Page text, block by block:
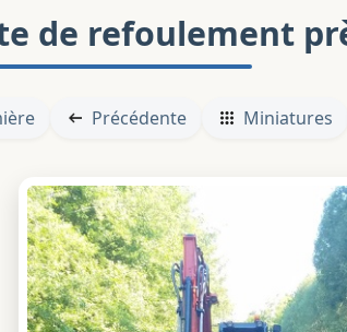
de refoulement
Précédente Miniatures